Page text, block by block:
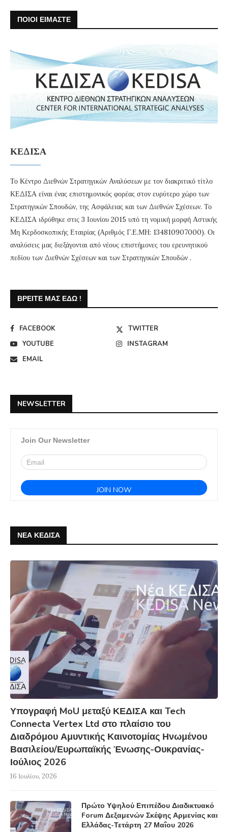
ΠΟΙΟΙ ΕΙΜΑΣΤΕ
ΚΕΔΙΣΑ
Το Κέντρο Διεθνών Στρατηγικών Αναλύσεων με τον διακριτικό τίτλο
ΚΕΔΙΣΑ είναι ένας επιστημονικός φορέας στον ευρύτερο χώρο των
Στρατηγικών Σπουδών, της Ασφάλειας και των Διεθνών Σχέσεων. Το
ΚΕΔΙΣΑ ιδρύθηκε στις 3 Ιουνίου 2015 υπό τη νομική μορφή Αστικής
Μη Κερδοσκοπικής Εταιρίας (Αριθμός Γ.Ε.ΜΗ: 134810907000). Οι
αναλύσεις μας διεξάγονται από νέους επιστήμονες του ερευνητικού
πεδίου των Διεθνών Σχέσεων και των Στρατηγικών Σπουδών .
ΒΡΕΊΤΕ ΜΑΣ ΕΔΏ !
FACEBOOK
TWITTER
YOUTUBE
INSTAGRAM
EMAIL
NEWSLETTER
Join Our Newsletter
ΝΕΑ ΚΕΔΙΣΑ
Υπογραφή MoU μεταξύ ΚΕΔΙΣΑ και Tech
Connecta Vertex Ltd στο πλαίσιο του
Διαδρόμου Αμυντικής Καινοτομίας Ηνωμένου
Βασιλείου/Ευρωπαϊκής Ένωσης-Ουκρανίας-
Ιούλιος 2026
16 Ιουλίου, 2026
Πρώτο Υψηλού Επιπέδου Διαδικτυακό
Forum Δεξαμενών Σκέψης Αρμενίας και
Ελλάδας-Τετάρτη 27 Μαΐου 2026